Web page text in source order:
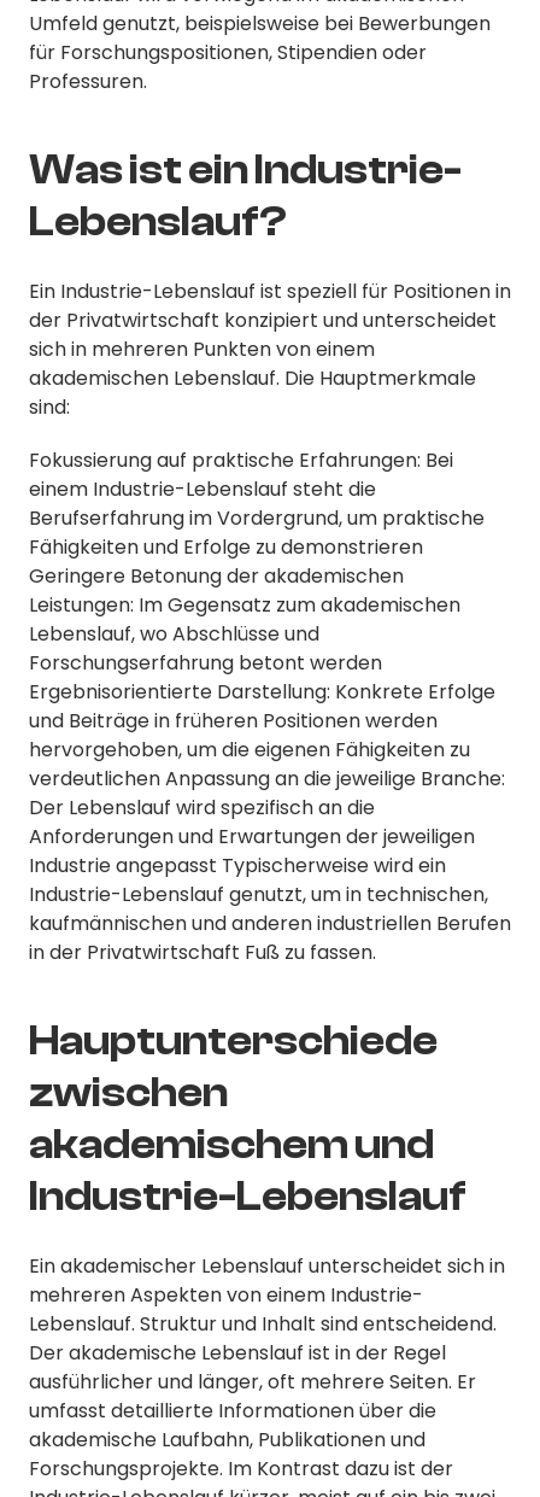
Umfeld genutzt, beispielsweise bei Bewerbungen
für Forschungspositionen, Stipendien oder
Professuren.
Was ist ein Industrie-
Lebenslauf?
Ein Industrie-Lebenslauf ist speziell für Positionen in
der Privatwirtschaft konzipiert und unterscheidet
sich in mehreren Punkten von einem
akademischen Lebenslauf. Die Hauptmerkmale
sind:
Fokussierung auf praktische Erfahrungen: Bei
einem Industrie-Lebenslauf steht die
Berufserfahrung im Vordergrund, um praktische
Fähigkeiten und Erfolge zu demonstrieren
Geringere Betonung der akademischen
Leistungen: Im Gegensatz zum akademischen
Lebenslauf, wo Abschlüsse und
Forschungserfahrung betont werden
Ergebnisorientierte Darstellung: Konkrete Erfolge
und Beiträge in früheren Positionen werden
hervorgehoben, um die eigenen Fähigkeiten zu
verdeutlichen Anpassung an die jeweilige Branche:
Der Lebenslauf wird spezifisch an die
Anforderungen und Erwartungen der jeweiligen
Industrie angepasst Typischerweise wird ein
Industrie-Lebenslauf genutzt, um in technischen,
kaufmännischen und anderen industriellen Berufen
in der Privatwirtschaft Fuß zu fassen.
Hauptunterschiede
zwischen
akademischem und
Industrie-Lebenslauf
Ein akademischer Lebenslauf unterscheidet sich in
mehreren Aspekten von einem Industrie-
Lebenslauf. Struktur und Inhalt sind entscheidend.
Der akademische Lebenslauf ist in der Regel
ausführlicher und länger, oft mehrere Seiten. Er
umfasst detaillierte Informationen über die
akademische Laufbahn, Publikationen und
Forschungsprojekte. Im Kontrast dazu ist der